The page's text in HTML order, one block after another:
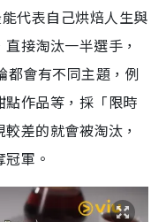
代表自己烘焙人生與
接淘汰一半選手，
都會有不同主題，例
作品等，採「限時
差的就會被淘汰，
軍。